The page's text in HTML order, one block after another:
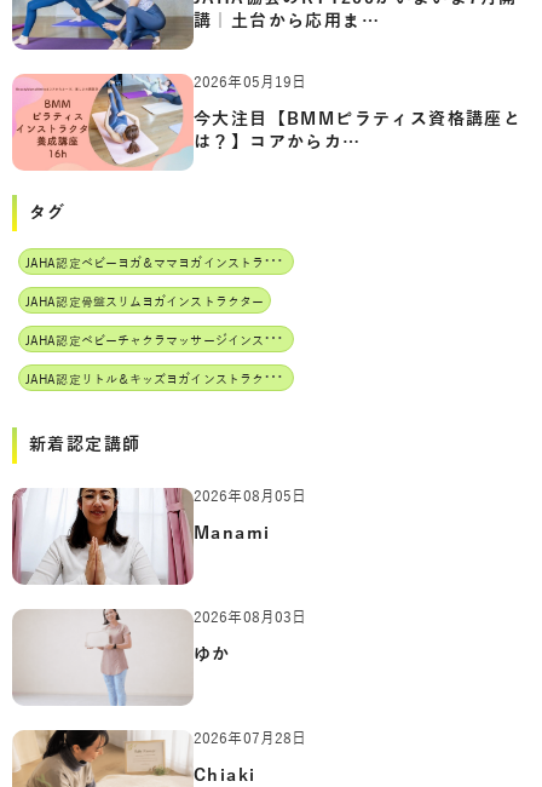
講｜土台から応用ま…
2026年05月19日
今大注目【BMMピラティス資格講座と
は？】コアからカ…
タグ
J
AHA認定ベビーヨガ＆ママヨガインストラクター
JAHA認定骨盤スリムヨガインストラクター
J
AHA認定ベビーチャクラマッサージインストラクター
J
AHA認定リトル＆キッズヨガインストラクター
新着認定講師
2026年08月05日
Manami
2026年08月03日
ゆか
2026年07月28日
Chiaki